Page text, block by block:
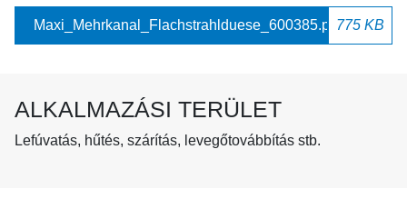
Maxi_Mehrkanal_Flachstrahlduese_600385.pdf775 KB
ALKALMAZÁSI TERÜLET
Lefúvatás, hűtés, szárítás, levegőtovábbítás stb.